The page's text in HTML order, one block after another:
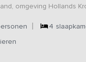
omgeving Hollands
4